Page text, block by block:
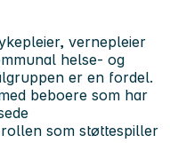
vernepleier
helse- og
er en fordel.
beboere som har
som støttespiller